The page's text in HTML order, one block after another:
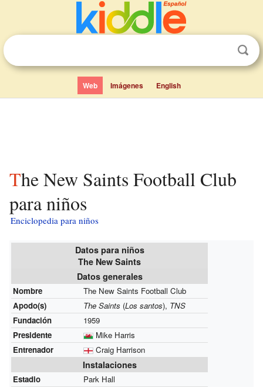
Web Imágenes English
The New Saints Football Club
para niños
Enciclopedia para niños
Datos para niños
The New Saints
Datos generales
Nombre
The New Saints Football Club
Apodo(s)
The Saints(Los santos), TNS
Fundación
1959
Presidente
Mike Harris
Entrenador
Craig Harrison
Instalaciones
Estadio
Park Hall